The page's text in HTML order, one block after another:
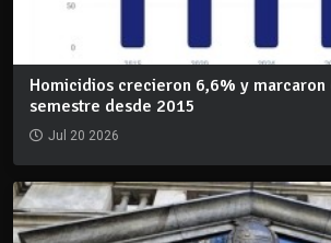
Homicidios crecieron 6,6% y
semestre desde 2015
Jul 20 2026